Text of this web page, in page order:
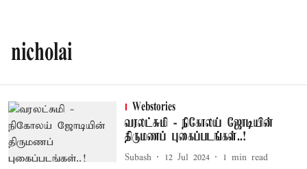
nicholai
Webstories
வரலட்சுமி - நிகோலய் ஜோடியின்
திருமணப் புகைப்படங்கள்..!
Subash 12 Jul 2024 1 min read